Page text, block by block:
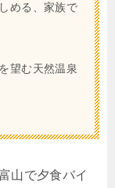
める、家族で
望む天然温泉
山で夕食バイ